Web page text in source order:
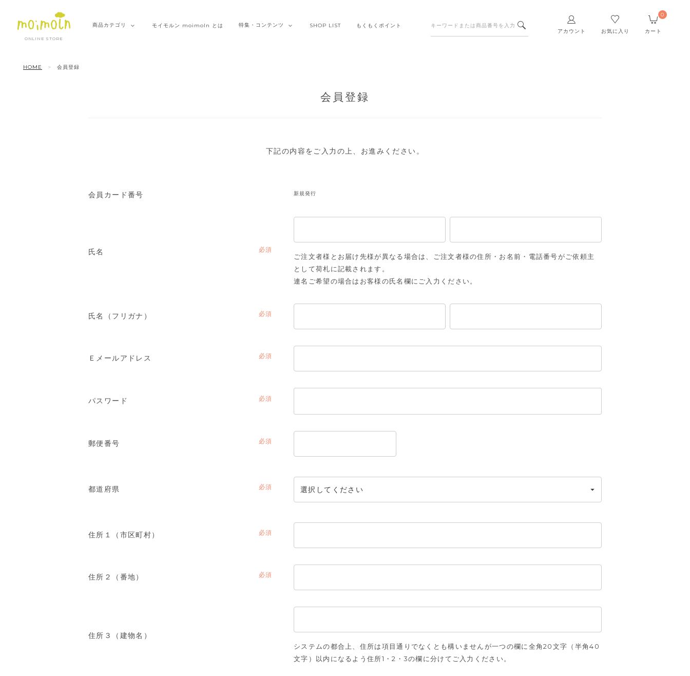
ONLINE STORE
アカウント お気に入り カート
0
商品カテゴリ モイモルン moimoln とは 特集・ コンテンツ SHOP LIST もくもくポイント
HOME 会員登録
会員登録
下記の内容をご入力の上、お進みください。
会員カード番号 新規発行
氏名
ご注文者様とお届け先様が異なる場合は、ご注文者様の住所・お名前・電話番号がご依頼主
として荷札に記載されます。
連名ご希望の場合はお客様の氏名欄にご入力ください。
氏名（フリガナ）
Ｅメールアドレス
パスワード
郵便番号
都道府県
住所１（市区町村）
住所２（番地）
住所３（建物名）
システムの都合上、住所は項目通りでなくとも構いませんが一つの欄に全角20文字（半角40
文字）以内になるよう住所1・2・3の欄に分けてご入力ください。